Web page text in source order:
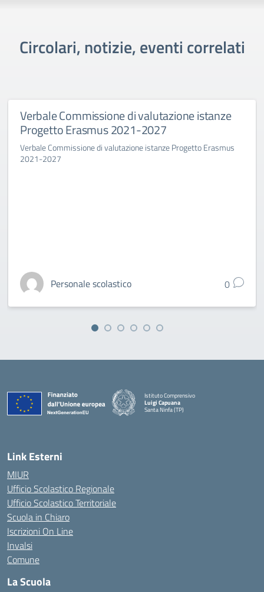
Circolari, notizie, eventi correlati
Verbale Commissione di valutazione istanze
Progetto Erasmus 2021-2027
Verbale Commissione di valutazione istanze Progetto Erasmus
2021-2027
Personale scolastico 0
Istituto Comprensivo
Luigi Capuana
Santa Ninfa (TP)
Link Esterni
MIUR
Ufficio Scolastico Regionale
Ufficio Scolastico Territoriale
Scuola in Chiaro
Iscrizioni On Line
Invalsi
Comune
La Scuola